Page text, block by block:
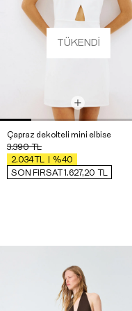
Çapraz dekolteli mini elbise
3.390TL
2.034TL
%40
SON FIRSAT 1.627,20 TL
TÜKENDI